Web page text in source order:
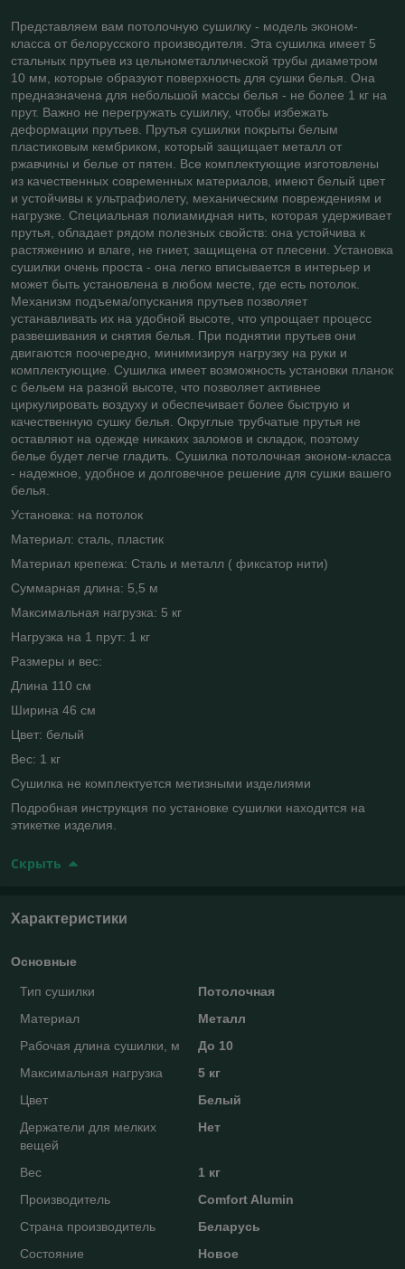
Представляем вам потолочную сушилку - модель эконом-
класса от белорусского производителя. Эта сушилка имеет 5
стальных прутьев из цельнометаллической трубы диаметром
10 мм, которые образуют поверхность для сушки белья. Она
предназначена для небольшой массы белья - не более 1 кг на
прут. Важно не перегружать сушилку, чтобы избежать
деформации прутьев. Прутья сушилки покрыты белым
пластиковым кембриком, который защищает металл от
ржавчины и белье от пятен. Все комплектующие изготовлены
из качественных современных материалов, имеют белый цвет
и устойчивы к ультрафиолету, механическим повреждениям и
нагрузке. Специальная полиамидная нить, которая удерживает
прутья, обладает рядом полезных свойств: она устойчива к
растяжению и влаге, не гниет, защищена от плесени. Установка
сушилки очень проста - она легко вписывается в интерьер и
может быть установлена в любом месте, где есть потолок.
Механизм подъема/опускания прутьев позволяет
устанавливать их на удобной высоте, что упрощает процесс
развешивания и снятия белья. При поднятии прутьев они
двигаются поочередно, минимизируя нагрузку на руки и
комплектующие. Сушилка имеет возможность установки планок
с бельем на разной высоте, что позволяет активнее
циркулировать воздуху и обеспечивает более быструю и
качественную сушку белья. Округлые трубчатые прутья не
оставляют на одежде никаких заломов и складок, поэтому
белье будет легче гладить. Сушилка потолочная эконом-класса
- надежное, удобное и долговечное решение для сушки вашего
белья.
Установка: на потолок
Материал: сталь, пластик
Материал крепежа: Сталь и металл ( фиксатор нити)
Суммарная длина: 5,5 м
Максимальная нагрузка: 5 кг
Нагрузка на 1 прут: 1 кг
Размеры и вес:
Длина 110 см
Ширина 46 см
Цвет: белый
Вес: 1 кг
Cушилка не комплектуется метизными изделиями
Подробная инструкция по установке сушилки находится на
этикетке изделия.
Скрыть
Характеристики
Основные
Тип сушилки
Потолочная
Материал
Металл
Рабочая длина сушилки, м
До 10
Максимальная нагрузка
5 кг
Цвет
Белый
Держатели для мелких
вещей
Нет
Вес
1 кг
Производитель
Comfort Alumin
Страна производитель
Беларусь
Состояние
Новое